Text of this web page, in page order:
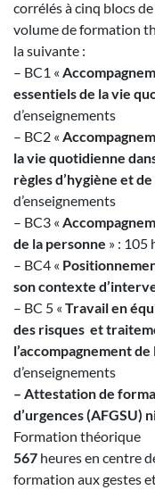
corrélés à cinq blocs
volume de formation
la suivante :
– BC1 «
essentiels de la vie
d’enseignements
– BC2 «
la vie quotidienne
règles d’hygiène et
d’enseignements
– BC3 «
de la personne » : 105
– BC4 «
son contexte
– BC 5 « Travail en
des risques et
l’accompagnement
d’enseignements
– Attestation de
d’urgences(AFGSU)
Formation théorique
567 heures en centre
formation aux gestes